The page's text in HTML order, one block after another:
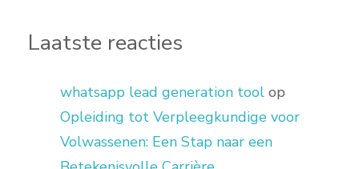
Laatste reacties
whatsapp lead generation tool op
Opleiding tot Verpleegkundige voor
Volwassenen: Een Stap naar een